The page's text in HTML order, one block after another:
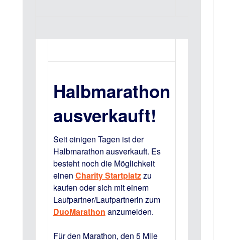
Halbmarathon
ausverkauft!
Seit einigen Tagen ist der
Halbmarathon ausverkauft. Es
besteht noch die Möglichkeit
einen Charity Startplatzzu
kaufen oder sich mit einem
Laufpartner/Laufpartnerin zum
DuoMarathon anzumelden.
Für den Marathon, den 5 Mile